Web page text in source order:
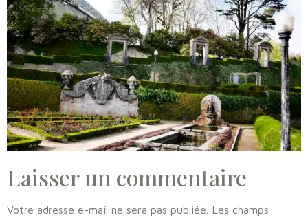
Laisser un commentaire
Votre adresse e-mail ne sera pas publiée. Les champs